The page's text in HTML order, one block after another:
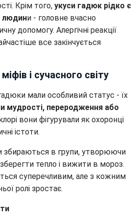
Крім того, укуси гадюк рідко є
людини - головне вчасно
допомогу. Алергічні реакції
все закінчується
і сучасного світу
мали особливий статус - їх
мудрості, переродження або
вони фігурували як охоронці
істоти.
збираються в групи, утворюючи
зберегти тепло і вижити в мороз.
суперечливим, але з кожним
ролі зростає.